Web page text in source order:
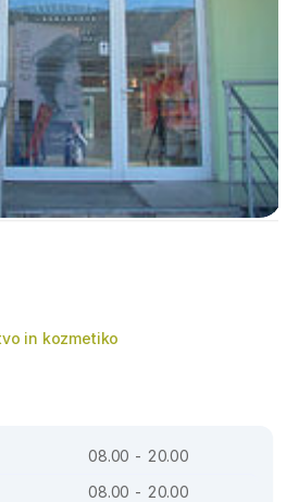
in kozmetiko
08.00 - 20.00
08.00 - 20.00